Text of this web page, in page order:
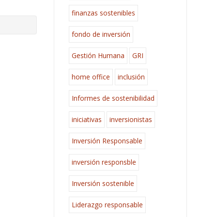
finanzas sostenibles
fondo de inversión
Gestión Humana GRI
home office inclusión
Informes de sostenibilidad
iniciativas inversionistas
Inversión Responsable
inversión responsble
Inversión sostenible
Liderazgo responsable